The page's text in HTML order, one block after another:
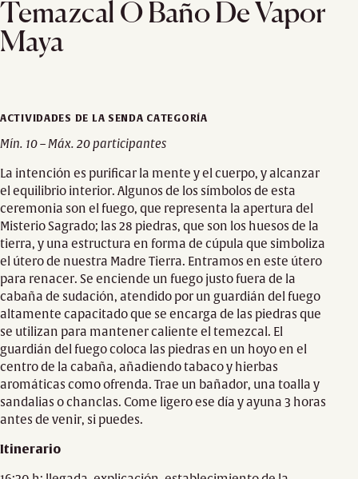
Temazcal O Baño De Vapor
Maya
ACTIVIDADES DE LA SENDA CATEGORÍA
Mín. 10 – Máx. 20 participantes
La intención es purificar la mente y el cuerpo, y alcanzar
el equilibrio interior. Algunos de los símbolos de esta
ceremonia son el fuego, que representa la apertura del
Misterio Sagrado; las 28 piedras, que son los huesos de la
tierra, y una estructura en forma de cúpula que simboliza
el útero de nuestra Madre Tierra. Entramos en este útero
para renacer. Se enciende un fuego justo fuera de la
cabaña de sudación, atendido por un guardián del fuego
altamente capacitado que se encarga de las piedras que
se utilizan para mantener caliente el temezcal. El
guardián del fuego coloca las piedras en un hoyo en el
centro de la cabaña, añadiendo tabaco y hierbas
aromáticas como ofrenda. Trae un bañador, una toalla y
sandalias o chanclas. Come ligero ese día y ayuna 3 horas
antes de venir, si puedes.
Itinerario